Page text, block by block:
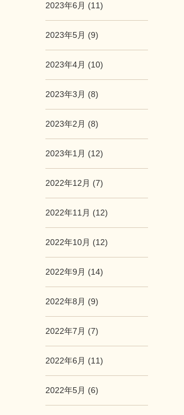
2023年6月 (11)
2023年5月 (9)
2023年4月 (10)
2023年3月 (8)
2023年2月 (8)
2023年1月 (12)
2022年12月 (7)
2022年11月 (12)
2022年10月 (12)
2022年9月 (14)
2022年8月 (9)
2022年7月 (7)
2022年6月 (11)
2022年5月 (6)